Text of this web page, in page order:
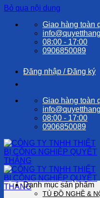
Bỏ qua nội dung
Giao hàng toàn
08:00 - 17:00
0906850089
Đăng nhập / Đăng ký
Giao hàng toàn
08:00 - 17:00
0906850089
Danh mục sản phẩm
TỦ ĐỒ NGHỀ &